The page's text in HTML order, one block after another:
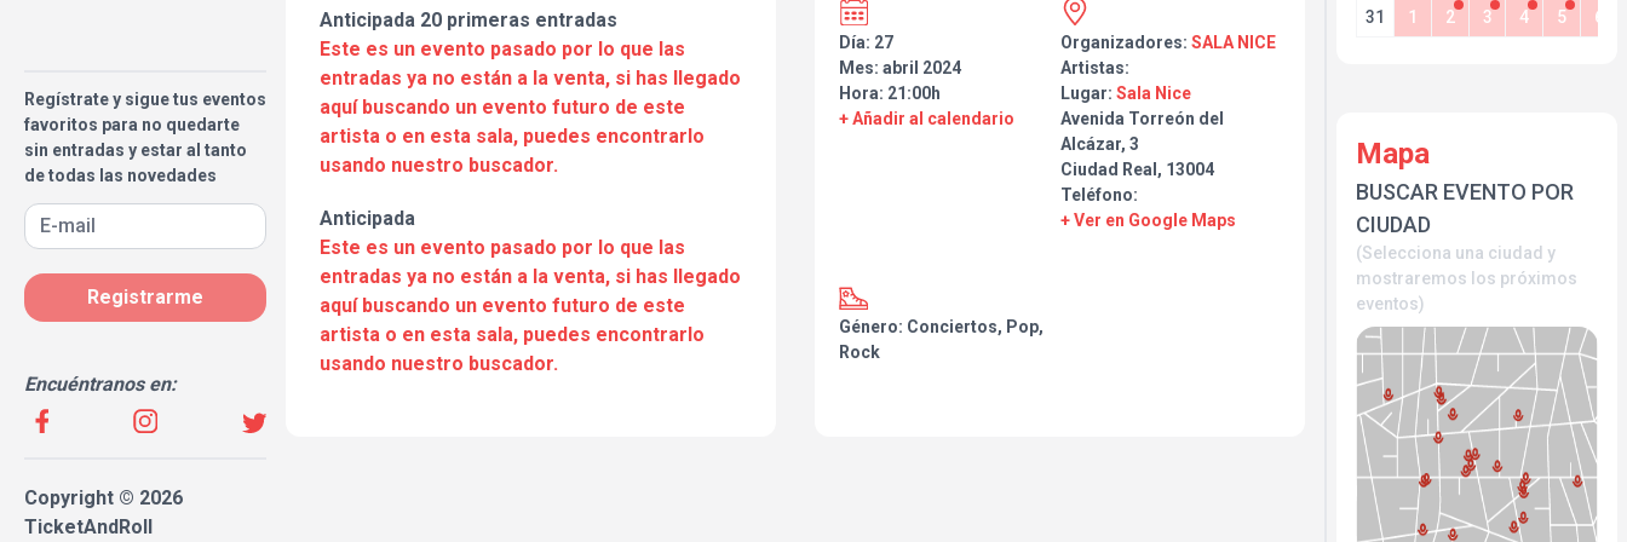
Regístrate y sigue tus eventos
favoritos para no quedarte
sin entradas y estar al tanto
de todas las novedades
Registrarme
Encuéntranos en:
Copyright © 2026
TicketAndRoll
Anticipada 20 primeras entradas
Este es un evento pasado por lo que las
entradas ya no están a la venta, si has llegado
aquí buscando un evento futuro de este
artista o en esta sala, puedes encontrarlo
usando nuestro buscador.
Anticipada
Este es un evento pasado por lo que las
entradas ya no están a la venta, si has llegado
aquí buscando un evento futuro de este
artista o en esta sala, puedes encontrarlo
usando nuestro buscador.
Día: 27
Mes: abril 2024
Hora: 21:00h
+ Añadir al calendario
Organizadores: SALA NICE
Artistas:
Lugar: Sala Nice
Avenida Torreón del
Alcázar, 3
Ciudad Real, 13004
Teléfono:
+ Ver en Google Maps
Género: Conciertos, Pop,
Rock
31 1 2 3 4 5 6
Mapa
BUSCAR EVENTO POR
CIUDAD
(Selecciona una ciudad y
mostraremos los próximos
eventos)